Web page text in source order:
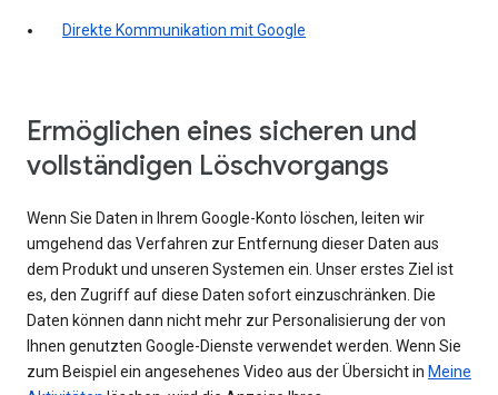
Direkte Kommunikation mit Google
Ermöglichen eines sicheren und
vollständigen Löschvorgangs
Wenn Sie Daten in Ihrem Google-Konto löschen, leiten wir
umgehend das Verfahren zur Entfernung dieser Daten aus
dem Produkt und unseren Systemen ein. Unser erstes Ziel ist
es, den Zugriff auf diese Daten sofort einzuschränken. Die
Daten können dann nicht mehr zur Personalisierung der von
Ihnen genutzten Google-Dienste verwendet werden. Wenn Sie
zum Beispiel ein angesehenes Video aus der Übersicht in Meine